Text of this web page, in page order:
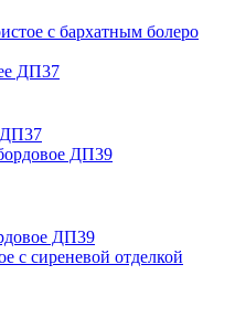
с бархатным болеро
ДП37
ДП39